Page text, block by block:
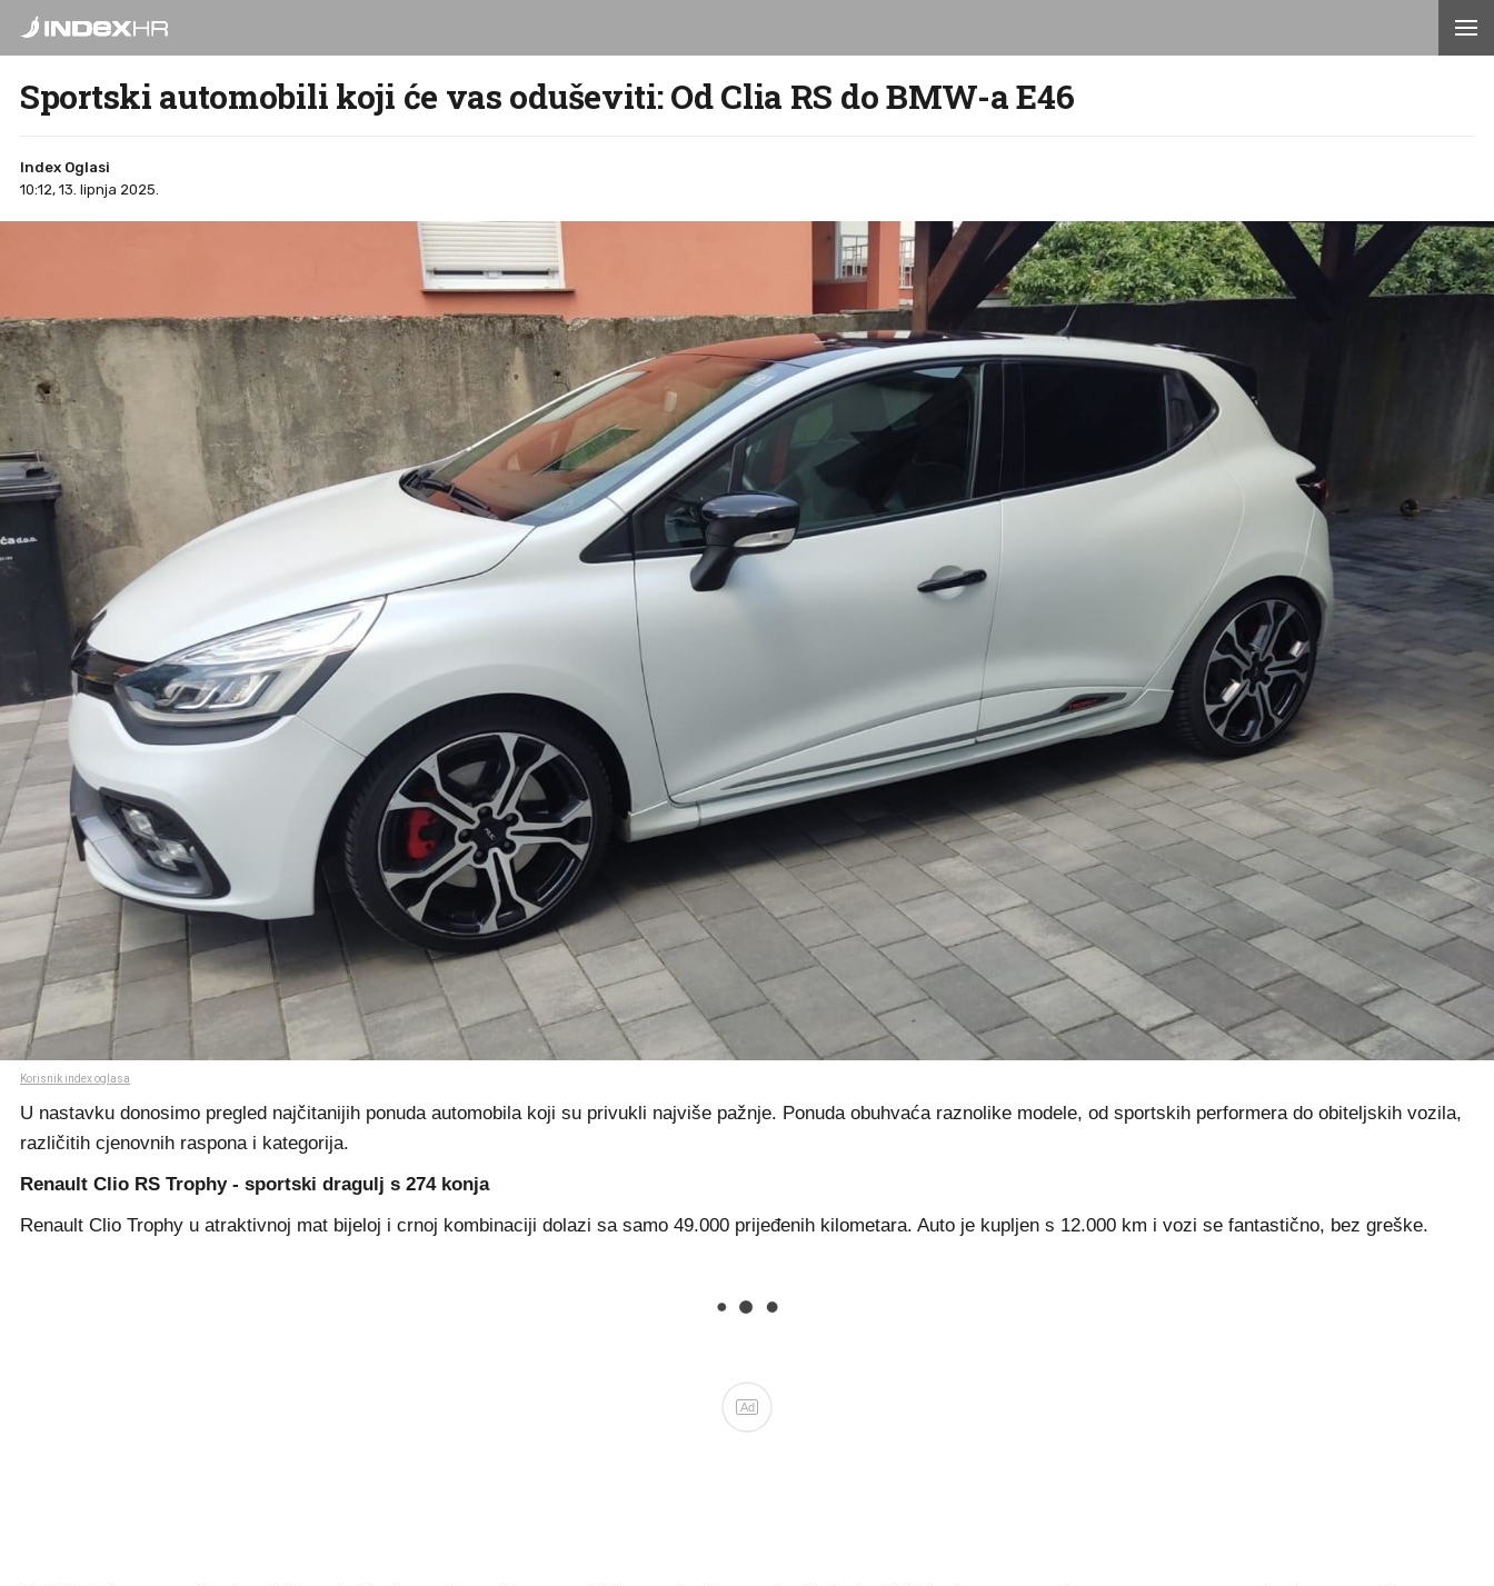
Sportski automobili koji će vas oduševiti: Od Clia RS do BMW-a E46
Index Oglasi
10:12, 13. lipnja 2025.
Korisnik index oglasa
U nastavku donosimo pregled najčitanijih ponuda automobila koji su privukli najviše pažnje. Ponuda obuhvaća raznolike modele, od sportskih performera do obiteljskih vozila,
različitih cjenovnih raspona i kategorija.
Renault Clio RS Trophy - sportski dragulj s 274 konja
Renault Clio Trophy u atraktivnoj mat bijeloj i crnoj kombinaciji dolazi sa samo 49.000 prijeđenih kilometara. Auto je kupljen s 12.000 km i vozi se fantastično, bez greške.
Ad